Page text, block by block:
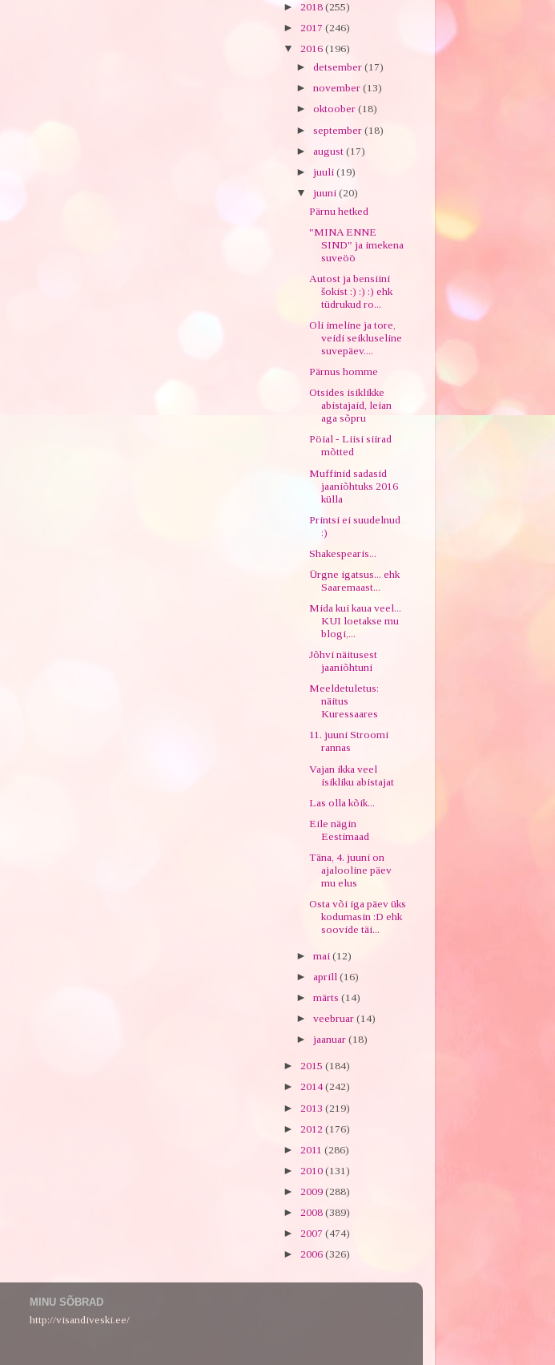
► 2018 (255)
► 2017 (246)
▼ 2016 (196)
► detsember (17)
► november (13)
► oktoober (18)
► september (18)
► august (17)
► juuli (19)
▼ juuni (20)
Pärnu hetked
"MINA ENNE
SIND" ja imekena
suveöö
Autost ja bensiini
šokist :) :) :) ehk
tüdrukud ro...
Oli imeline ja tore,
veidi seikluseline
suvepäev....
Pärnus homme
Otsides isiklikke
abistajaid, leian
aga sõpru
Pöial - Liisi siirad
mõtted
Muffinid sadasid
jaaniõhtuks 2016
külla
Printsi ei suudelnud
:)
Shakespearis...
Ürgne igatsus... ehk
Saaremaast...
Mida kui kaua veel...
KUI loetakse mu
blogi,...
Jõhvi näitusest
jaaniõhtuni
Meeldetuletus:
näitus
Kuressaares
11. juuni Stroomi
rannas
Vajan ikka veel
isikliku abistajat
Las olla kõik...
Eile nägin
Eestimaad
Täna, 4. juuni on
ajalooline päev
mu elus
Osta või iga päev üks
kodumasin :D ehk
soovide täi...
► mai (12)
► aprill (16)
► märts (14)
► veebruar (14)
► jaanuar (18)
► 2015 (184)
► 2014(242)
► 2013 (219)
► 2012 (176)
► 2011 (286)
► 2010 (131)
► 2009 (288)
► 2008 (389)
► 2007 (474)
► 2006 (326)
MINU SÕBRAD
http://visandiveski.ee/